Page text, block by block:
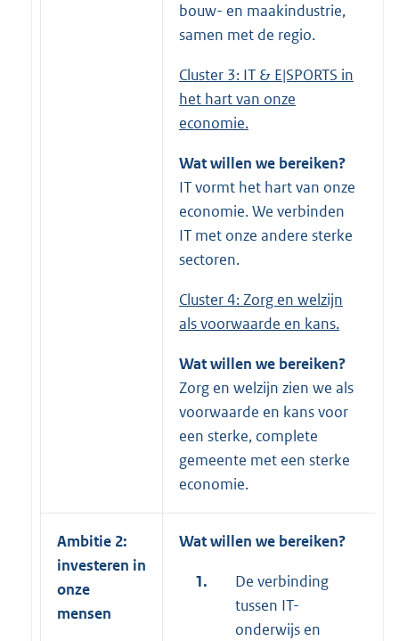
bouw- en maakindustrie,
samen met de regio.
Cluster 3: IT & E|SPORTS in
het hart van onze
economie.
Wat willen we bereiken?
IT vormt het hart van onze
economie. We verbinden
IT met onze andere sterke
sectoren.
Cluster 4: Zorg en welzijn
als voorwaarde en kans.
Wat willen we bereiken?
Zorg en welzijn zien we als
voorwaarde en kans voor
een sterke, complete
gemeente met een sterke
economie.
Ambitie 2:
investeren in
onze
mensen
Wat willen we bereiken?
1.
De verbinding
tussen IT-
onderwijs en